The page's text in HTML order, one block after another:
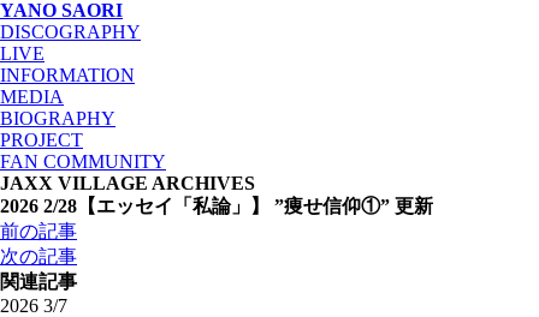
YANO SAORI
DISCOGRAPHY
LIVE
INFORMATION
MEDIA
BIOGRAPHY
PROJECT
FAN COMMUNITY
JAXX VILLAGE ARCHIVES
2026 2/28 【エッセイ「私論」】 ”痩せ信仰①” 更新
投
稿
ナ
ビ
前の記事
次の記事
関連記事
2026 3/7